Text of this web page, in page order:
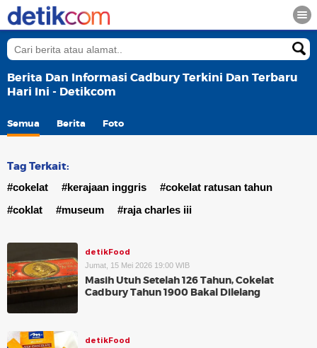
Berita Dan Informasi Cadbury Terkini Dan Terbaru
Hari Ini - Detikcom
Semua Berita Foto
Tag Terkait:
#cokelat #kerajaan inggris
#cokelat ratusan tahun
#coklat
#museum #raja charles iii
detikFood
Jumat, 15 Mei 2026 19:00 WIB
Masih Utuh Setelah 126 Tahun, Cokelat
Cadbury Tahun 1900 Bakal Dilelang
detikFood